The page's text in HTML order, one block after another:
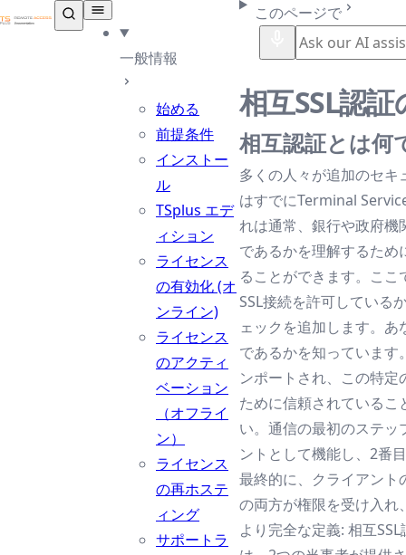
TSplus ドキュメンテーション ®
一般情報
始める
前提条件
インストー
ル
TSplus エデ
ィション
ライセンス
の有効化 (オ
ンライン)
ライセンス
のアクティ
ベーション
（オフライ
ン）
ライセンス
の再ホステ
ィング
サポートラ
このページで
相互SSL認
相互認証とは何
多くの人々が追加のセ
はすでにTerminal
れは通常、銀行や政府機
であるかを理解するため
ることができます。こ
SSL接続を許可している
ェックを追加します。あ
であるかを知っていま
ンポートされ、この特
ために信頼されている
い。通信の最初のステ
ントとして機能し、2番
最終的に、クライアント
の両方が権限を受け入れ
より完全な定義: 相互